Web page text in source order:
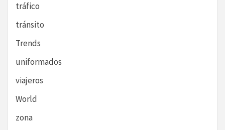
tráfico
tránsito
Trends
uniformados
viajeros
World
zona